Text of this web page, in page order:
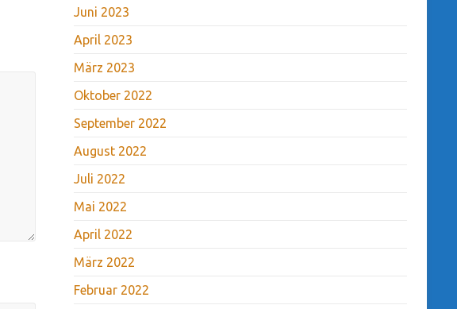
Juni 2023
April 2023
März 2023
Oktober 2022
September 2022
August 2022
Juli 2022
Mai 2022
April 2022
März 2022
Februar 2022